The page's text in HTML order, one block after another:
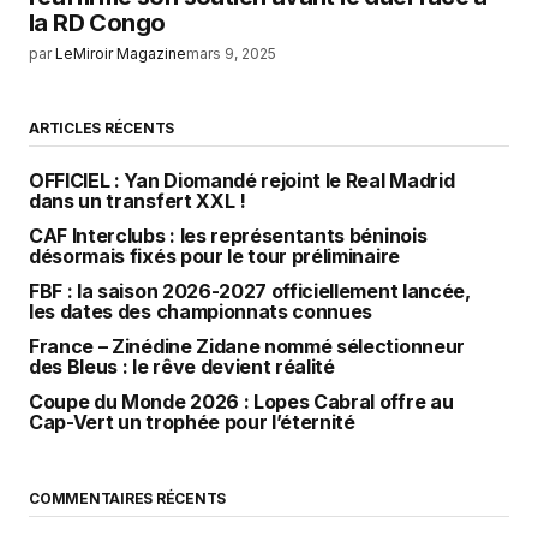
la RD Congo
par LeMiroir Magazinemars 9, 2025
ARTICLES RÉCENTS
OFFICIEL : Yan Diomandé rejoint le Real Madrid
dans un transfert XXL !
CAF Interclubs : les représentants béninois
désormais fixés pour le tour préliminaire
FBF : la saison 2026-2027 officiellement lancée,
les dates des championnats connues
France – Zinédine Zidane nommé sélectionneur
des Bleus : le rêve devient réalité
Coupe du Monde 2026 : Lopes Cabral offre au
Cap-Vert un trophée pour l’éternité
COMMENTAIRES RÉCENTS